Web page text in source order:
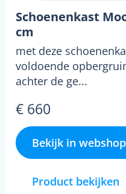
Schoenenkast
cm
met deze
voldoende
achter de ge...
€ 660
Bekijk in webshop
Product bekijken